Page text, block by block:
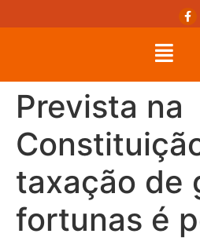
Prevista na
taxação de
fortunas é